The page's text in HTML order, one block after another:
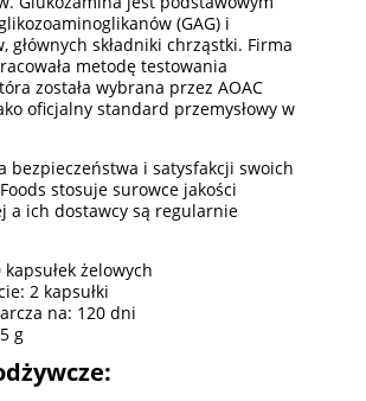
(GAG) i
głównych składniki chrząstki. Firma
metodę testowania
została wybrana przez AOAC
oficjalny standard przemysłowy w
bezpieczeństwa i satysfakcji swoich
stosuje surowce jakości
a ich dostawcy są regularnie
żelowych
2 kapsułki
na: 120 dni
g